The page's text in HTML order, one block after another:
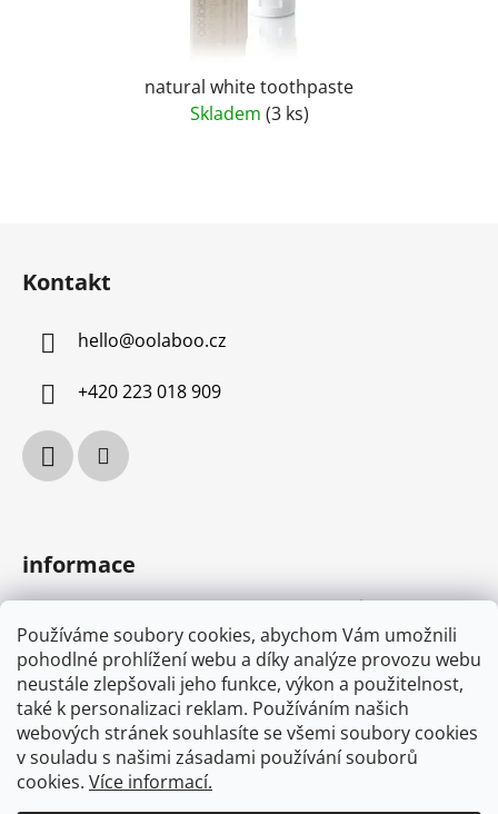
Používáme soubory cookies, abychom Vám umožnili
pohodlné prohlížení webu a díky analýze provozu webu
neustále zlepšovali jeho funkce, výkon a použitelnost,
také k personalizaci reklam. Používáním našich
webových stránek souhlasíte se všemi soubory cookies
v souladu s našimi zásadami používání souborů
cookies. Více informací.
natural white toothpaste
Skladem (3 ks)
Kontakt
hello@oolaboo.cz
+420 223 018 909
informace
podmínky ochrany osobních údajů
obchodní podmínky
MYONE s.r.o.
náš příběh